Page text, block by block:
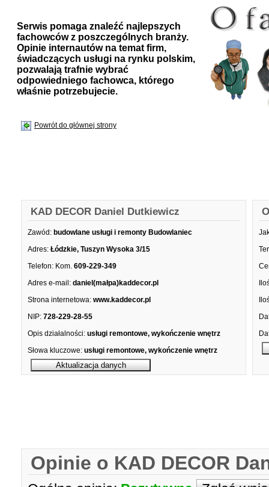
Serwis pomaga znaleźć najlepszych
fachowców z poszczególnych branży.
Opinie internautów na temat firm,
świadczących usługi na rynku polskim,
pozwalają trafnie wybrać
odpowiedniego fachowca, którego
właśnie potrzebujecie.
Powrót do głównej strony
KAD DECOR Daniel Dutkiewicz
Zawód: budowlane usługi i remonty Budowlaniec
Adres: Łódzkie, Tuszyn Wysoka 3/15
Telefon: Kom. 609-229-349
Adres e-mail: daniel(małpa)kaddecor.pl
Strona internetowa: www.kaddecor.pl
NIP: 728-229-28-55
Opis działalności: usługi remontowe, wykończenie wnętrz
Słowa kluczowe: usługi remontowe, wykończenie wnętrz
Opinie o KAD DECOR